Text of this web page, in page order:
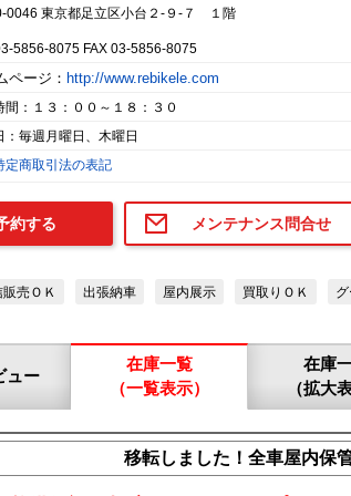
0046 東京都足立区小台２-９-７ １階
5856-8075 FAX 03-5856-8075
ページ： http://www.rebikele.com
間：１３：００～１８：３０
：毎週月曜日、木曜日
定商取引法の表記
約する メンテナンス問合せ
売ＯＫ 出張納車 屋内展示 買取りＯＫ
ュー
在庫一覧
（一覧表示）
在庫
（拡大
移転しました！全車屋内保